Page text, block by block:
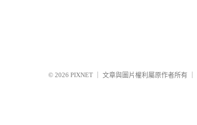
© 2026 PIXNET 文章與圖片權利屬原作者所有